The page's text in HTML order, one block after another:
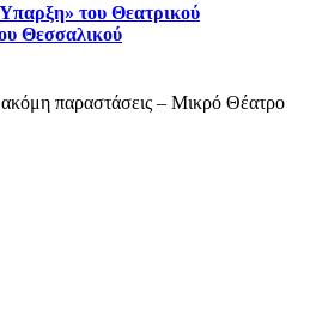
του Θεατρικού
Θεσσαλικού